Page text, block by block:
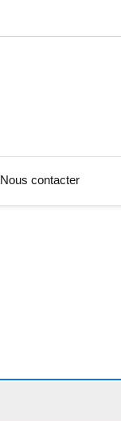
Nous contacter